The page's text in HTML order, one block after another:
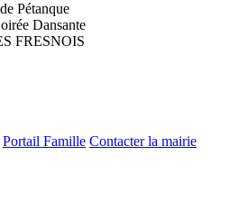
Pétanque
Dansante
FRESNOIS
Portail Famille Contacter la mairie